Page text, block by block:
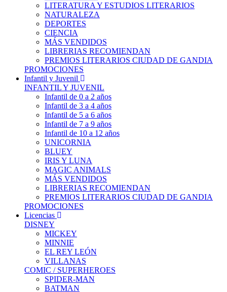
LITERATURA Y ESTUDIOS LITERARIOS
NATURALEZA
DEPORTES
CIENCIA
MÁS VENDIDOS
LIBRERIAS RECOMIENDAN
PREMIOS LITERARIOS CIUDAD DE GANDIA
PROMOCIONES
Infantil y Juvenil
INFANTIL Y JUVENIL
Infantil de 0 a 2 años
Infantil de 3 a 4 años
Infantil de 5 a 6 años
Infantil de 7 a 9 años
Infantil de 10 a 12 años
UNICORNIA
BLUEY
IRIS Y LUNA
MAGIC ANIMALS
MÁS VENDIDOS
LIBRERIAS RECOMIENDAN
PREMIOS LITERARIOS CIUDAD DE GANDIA
PROMOCIONES
Licencias
DISNEY
MICKEY
MINNIE
EL REY LEÓN
VILLANAS
COMIC / SUPERHEROES
SPIDER-MAN
BATMAN